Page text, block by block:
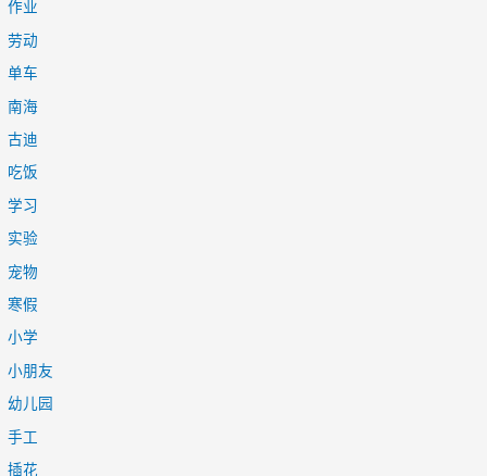
作业
劳动
单车
南海
古迪
吃饭
学习
实验
宠物
寒假
小学
小朋友
幼儿园
手工
插花